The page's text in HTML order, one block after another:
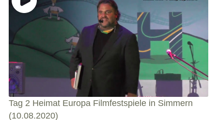
Tag 2 Heimat Europa Filmfestspiele in Simmern
(10.08.2020)